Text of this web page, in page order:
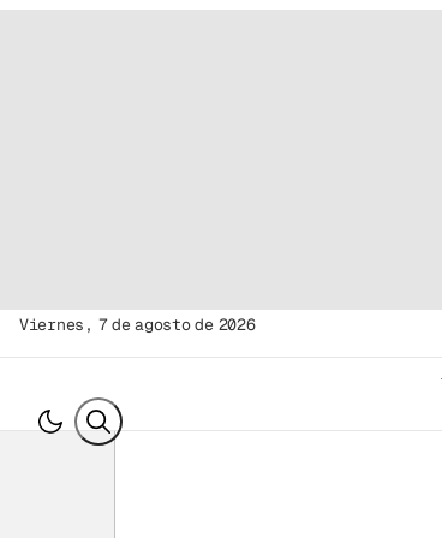
viernes, 7 de agosto de 2026